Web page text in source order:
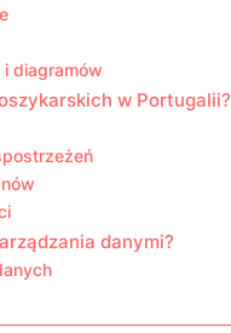
diagramów
w Portugalii?
danymi?